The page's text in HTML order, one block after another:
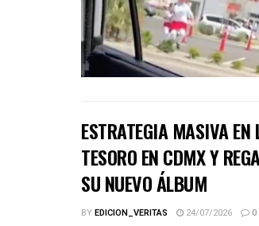
ESTRATEGIA MASIVA
TESORO EN CDMX Y
SU NUEVO ÁLBUM
BYEDICION_VERITAS 24/07/2026 0